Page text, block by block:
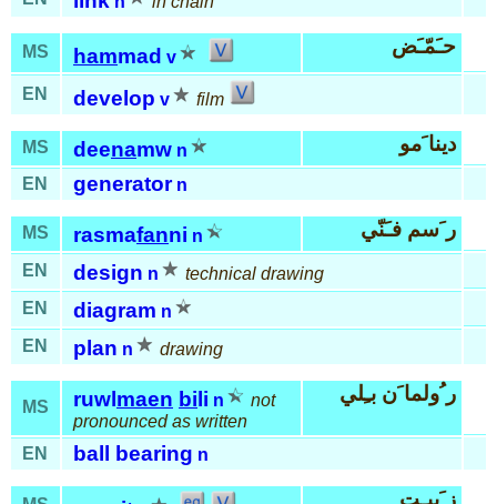
MS hammad v حـَمّـَض
EN develop v film
MS deenamw n دينا َمو
EN generator n
MS rasmafanni n ر َسم فـَنّي
EN design n
technical drawing
EN
diagram n
EN
plan n drawing
MS ruwl maen bi li n
not
pronounced as written
ر ُولما َن بـِلي
EN ball bearing n
ز َييـِت